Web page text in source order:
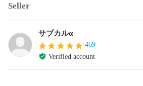
Seller
サブカルα
469
Verified account